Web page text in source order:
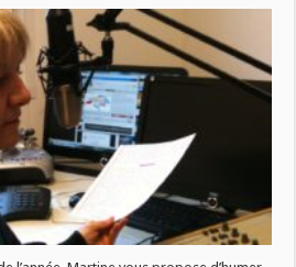
du
temps
du
14/01